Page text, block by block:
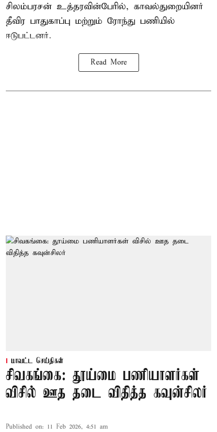
சிலம்பரசன் உத்தரவின்பேரில், காவல்துறையினர்
தீவிர பாதுகாப்பு மற்றும் ரோந்து பணியில்
ஈடுபட்டனர்.
Read More
மாவட்ட செய்திகள்
சிவகங்கை: தூய்மை பணியாளர்கள்
விசில் ஊத தடை விதித்த கவுன்சிலர்
Published on: 11 Feb 2026, 4:51 am